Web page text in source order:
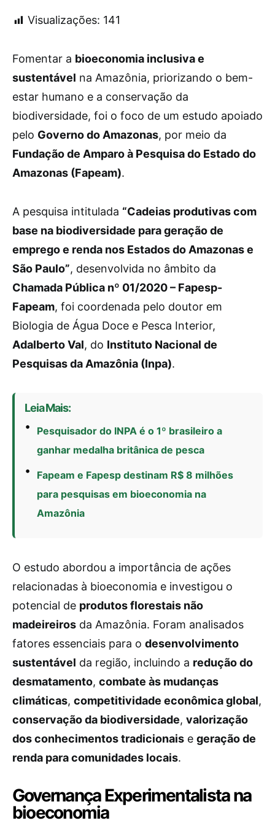
Visualizações: 141
Fomentar a bioeconomia inclusiva e
sustentável na Amazônia, priorizando o bem-
estar humano e a conservação da
biodiversidade, foi o foco de um estudo apoiado
pelo Governo do Amazonas, por meio da
Fundação de Amparo à Pesquisa do Estado do
Amazonas (Fapeam).
A pesquisa intitulada “Cadeias produtivas com
base na biodiversidade para geração de
emprego e renda nos Estados do Amazonas e
São Paulo”, desenvolvida no âmbito da
Chamada Pública nº 01/2020 – Fapesp-
Fapeam, foi coordenada pelo doutor em
Biologia de Água Doce e Pesca Interior,
Adalberto Val, do Instituto Nacional de
Pesquisas da Amazônia (Inpa).
Leia Mais:
Pesquisador do INPA é o 1º brasileiro a
ganhar medalha britânica de pesca
Fapeam e Fapesp destinam R$ 8 milhões
para pesquisas em bioeconomia na
Amazônia
O estudo abordou a importância de ações
relacionadas à bioeconomia e investigou o
potencial de produtos florestais não
madeireiros da Amazônia. Foram analisados
fatores essenciais para o desenvolvimento
sustentável da região, incluindo a redução do
desmatamento, combate às mudanças
climáticas, competitividade econômica global,
conservação da biodiversidade, valorização
dos conhecimentos tradicionais e geração de
renda para comunidades locais.
Governança Experimentalista na
bioeconomia